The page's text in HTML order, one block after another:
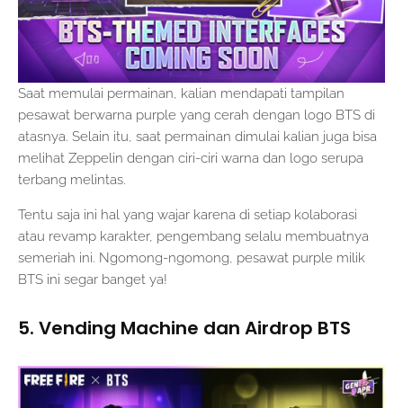
Saat memulai permainan, kalian mendapati tampilan
pesawat berwarna purple yang cerah dengan logo BTS di
atasnya. Selain itu, saat permainan dimulai kalian juga bisa
melihat Zeppelin dengan ciri-ciri warna dan logo serupa
terbang melintas.
Tentu saja ini hal yang wajar karena di setiap kolaborasi
atau revamp karakter, pengembang selalu membuatnya
semeriah ini. Ngomong-ngomong, pesawat purple milik
BTS ini segar banget ya!
5. Vending Machine dan Airdrop BTS